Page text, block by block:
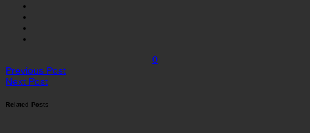
0
Previous Post
Next Post
Related Posts